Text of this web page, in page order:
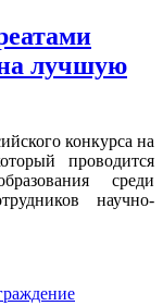
на лучшую
конкурса на
проводится
среди
научно-